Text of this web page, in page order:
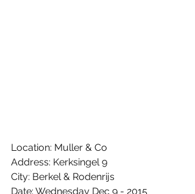
Location: Muller & Co
Address: Kerksingel 9
City: Berkel & Rodenrijs
Date: Wednesday Dec 9 - 2015